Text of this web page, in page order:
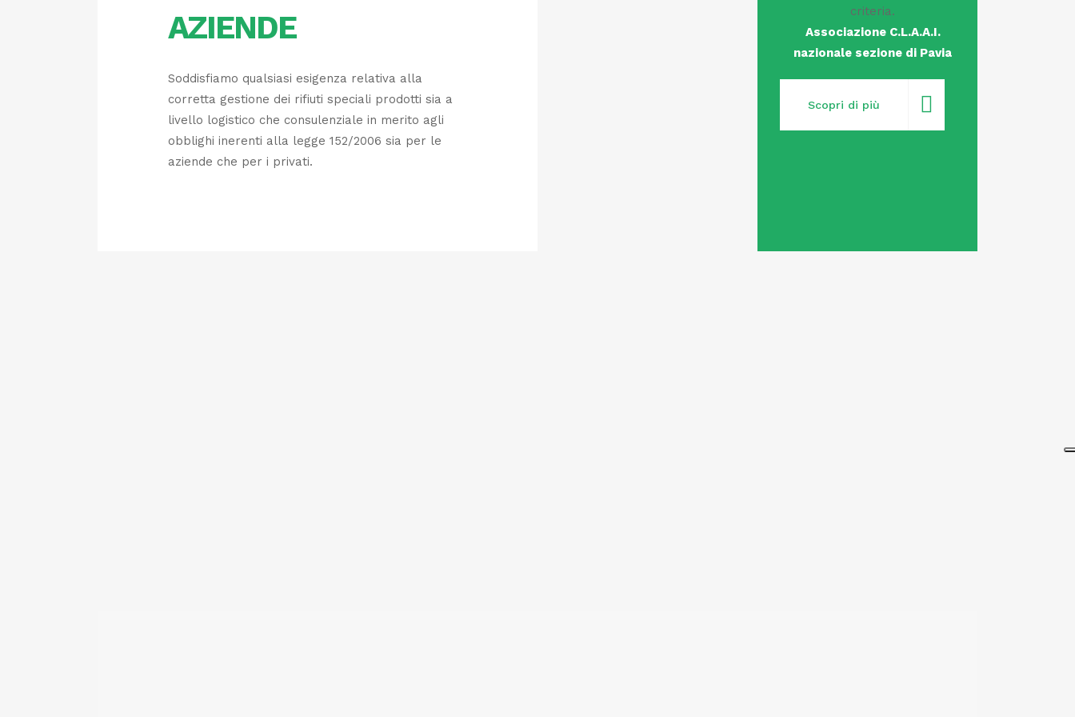
AZIENDE
Soddisfiamo qualsiasi esigenza relativa alla
corretta gestione dei rifiuti speciali prodotti sia a
livello logistico che consulenziale in merito agli
obblighi inerenti alla legge 152/2006 sia per le
aziende che per i privati.
criteria.
Associazione C.L.A.A.I.
nazionale sezione di Pavia
Scopri di più